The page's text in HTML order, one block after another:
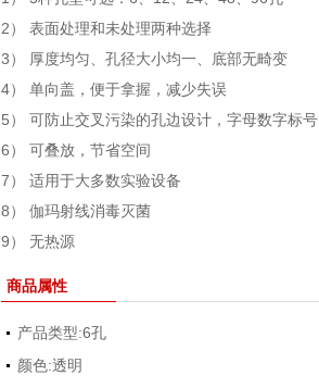
2） 表面处理和未处理两种选择
3） 厚度均匀、孔径大小均一、底部无畸变
4） 单向盖，便于拿握，减少失误
5） 可防止交叉污染的孔边设计，字母数字标
6） 可叠放，节省空间
7） 适用于大多数实验设备
8） 伽玛射线消毒灭菌
9） 无热源
商品属性
产品类型:6孔
颜色:透明